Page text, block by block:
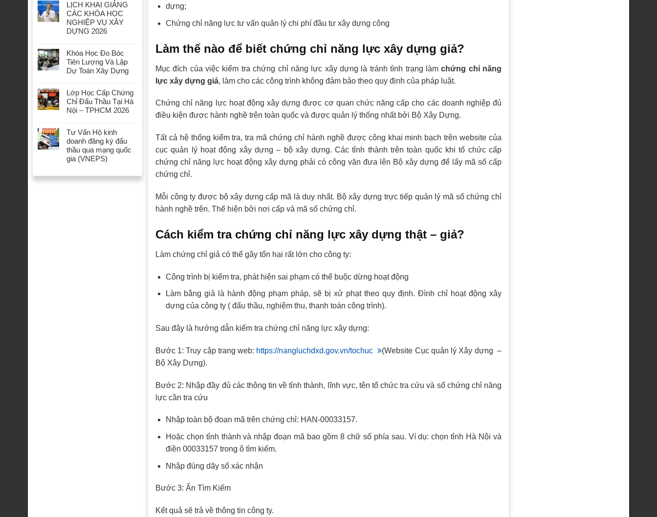
LỊCH KHAI GIẢNG
CÁC KHÓA HỌC
NGHIỆP VỤ XÂY
DỰNG 2026
Khóa Học Đo Bóc
Tiên Lượng Và Lập
Dự Toán Xây Dựng
Lớp Học Cấp Chứng
Chỉ Đấu Thầu Tại Hà
Nội – TPHCM 2026
Tư Vấn Hộ kinh
doanh đăng ký đấu
thầu qua mạng quốc
gia (VNEPS)
dựng;
Chứng chỉ năng lực tư vấn quản lý chi phí đầu tư xây dựng công
Làm thế nào để biết chứng chỉ năng lực xây dựng giả?
Mục đích của việc kiểm tra chứng chỉ năng lực xây dựng là tránh tình trạng làmchứng chỉ năng
lực xây dựng giả, làm cho các công trình không đảm bảo theo quy định của pháp luật.
Chứng chỉ năng lực hoạt động xây dựng được cơ quan chức năng cấp cho các doanh nghiệp đủ
điều kiện được hành nghề trên toàn quốc và được quản lý thống nhất bởi Bộ Xây Dựng.
Tất cả hệ thống kiểm tra, tra mã chứng chỉ hành nghề được công khai minh bạch trên website của
cục quản lý hoạt động xây dựng – bộ xây dựng. Các tỉnh thành trên toàn quốc khi tổ chức cấp
chứng chỉ năng lực hoạt động xây dựng phải có công văn đưa lên Bộ xây dựng để lấy mã số cấp
chứng chỉ.
Mỗi công ty được bộ xây dựng cấp mã là duy nhất. Bộ xây dựng trực tiếp quản lý mã số chứng chỉ
hành nghề trên. Thể hiện bởi nơi cấp và mã số chứng chỉ.
Cách kiểm tra chứng chỉ năng lực xây dựng thật – giả?
Làm chứng chỉ giả có thể gây tổn hại rất lớn cho công ty:
Công trình bị kiểm tra, phát hiện sai phạm có thể buộc dừng hoạt động
Làm bằng giả là hành động phạm pháp, sẽ bị xử phạt theo quy định. Đình chỉ hoạt động xây
dựng của công ty ( đấu thầu, nghiệm thu, thanh toán công trình).
Sau đây là hướng dẫn kiểm tra chứng chỉ năng lực xây dựng:
Bước 1: Truy cập trang web: https://nangluchdxd.gov.vn/tochuc
(Website Cục quản lý Xây dựng –
Bộ Xây Dựng).
Bước 2: Nhập đầy đủ các thông tin về tỉnh thành, lĩnh vực, tên tổ chức tra cứu và số chứng chỉ năng
lực cần tra cứu
Nhập toàn bộ đoạn mã trên chứng chỉ: HAN-00033157.
Hoặc chọn tỉnh thành và nhập đoạn mã bao gồm 8 chữ số phía sau. Ví dụ: chọn tỉnh Hà Nội và
điền 00033157 trong ô tìm kiếm.
Nhập đúng dãy số xác nhận
Bước 3: Ấn Tìm Kiếm
Kết quả sẽ trả về thông tin công ty.